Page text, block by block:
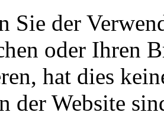
Sie der
oder Ihren
hat dies
der Website